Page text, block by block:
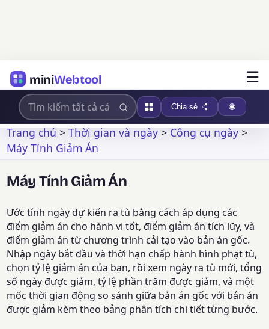
miniWebtool ☰
Chia sẻ
Trang chủ>Thời gian và ngày>Công cụ ngày>
Máy Tính Giảm Án
Máy Tính Giảm Án
Ước tính ngày dự kiến ra tù bằng cách áp dụng các
điểm giảm án cho hành vi tốt, điểm giảm án tích lũy, và
điểm giảm án từ chương trình cải tạo vào bản án gốc.
Nhập ngày bắt đầu và thời hạn chấp hành hình phạt tù,
chọn tỷ lệ giảm án của bạn, rồi xem ngày ra tù mới, tổng
số ngày được giảm, tỷ lệ phần trăm được giảm, và một
mốc thời gian động so sánh giữa bản án gốc với bản án
được giảm kèm theo bảng phân tích chi tiết từng bước.